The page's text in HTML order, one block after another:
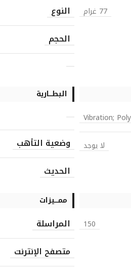
77 غرام النوع
الحجم
Vibration;
لا يوجد
البطـــارية
وضعية التأهب
الحديث
150
ممـــيزات
المراسلة
متصفح الإنترنت